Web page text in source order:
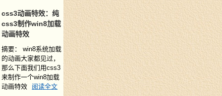
css3动画特效：纯
css3制作win8加载
动画特效
摘要： win8系统加载
的动画大家都见过，
那么下面我们用css3
来制作一个win8加载
动画特效
阅读全文